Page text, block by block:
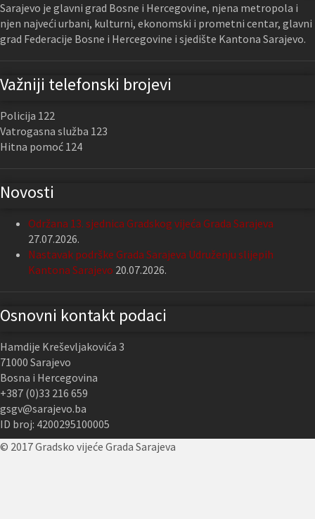
Sarajevo je glavni grad Bosne i Hercegovine, njena metropola i
njen najveći urbani, kulturni, ekonomski i prometni centar, glavni
grad Federacije Bosne i Hercegovine i sjedište Kantona Sarajevo.
Važniji telefonski brojevi
Policija 122
Vatrogasna služba 123
Hitna pomoć 124
Novosti
Održana 13. sjednica Gradskog vijeća Grada Sarajeva
27.07.2026.
Nastavak podrške Grada Sarajeva Udruženju slijepih
Kantona Sarajevo 20.07.2026.
Osnovni kontakt podaci
Hamdije Kreševljakovića 3
71000 Sarajevo
Bosna i Hercegovina
+387 (0)33 216 659
gsgv@sarajevo.ba
ID broj: 4200295100005
© 2017 Gradsko vijeće Grada Sarajeva